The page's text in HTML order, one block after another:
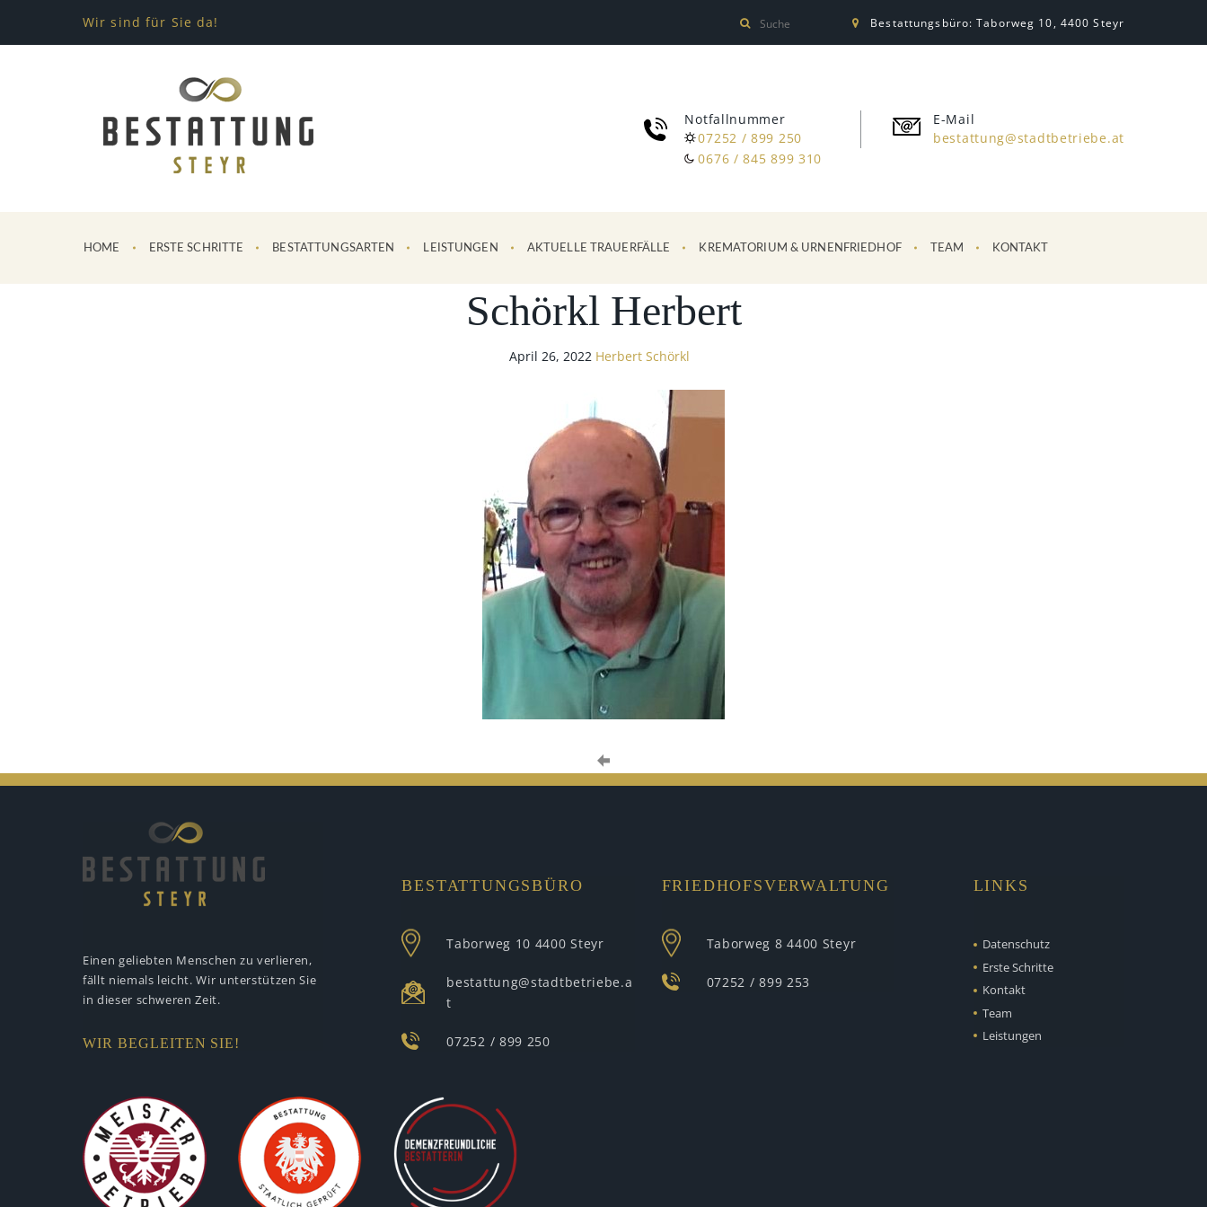
Wir sind für Sie da! Bestattungsbüro: Taborweg 10, 4400 Steyr
Notfallnummer
07252 / 899 250
0676 / 845 899 310
E-Mail
bestattung@stadtbetriebe.at
HOME ERSTE SCHRITTE BESTATTUNGSARTEN LEISTUNGEN AKTUELLE TRAUERFÄLLE KREMATORIUM & URNENFRIEDHOF TEAM KONTAKT
Schörkl Herbert
April 26, 2022 Herbert Schörkl
Einen geliebten Menschen zu verlieren,
fällt niemals leicht. Wir unterstützen Sie
in dieser schweren Zeit.
WIR BEGLEITEN SIE!
BESTATTUNGSBÜRO
Taborweg 10 4400 Steyr
bestattung@stadtbetriebe.a
t
07252 / 899 250
FRIEDHOFSVERWALTUNG
Taborweg 8 4400 Steyr
07252 / 899 253
LINKS
Datenschutz
Erste Schritte
Kontakt
Team
Leistungen